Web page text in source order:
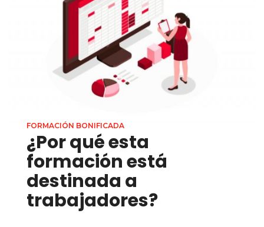
FORMACIÓN BONIFICADA
¿Por qué esta
formación está
destinada a
trabajadores?